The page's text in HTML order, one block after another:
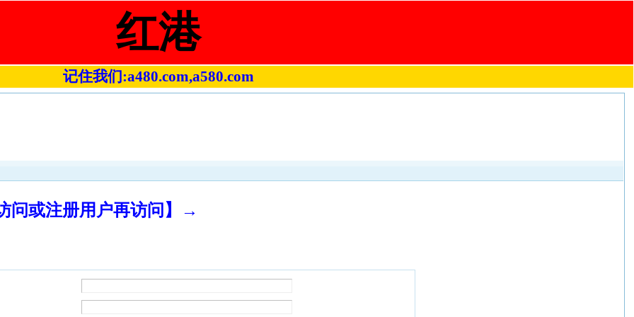
红港
记住我们:a480.com,a580.com
问或注册用户再访问】→